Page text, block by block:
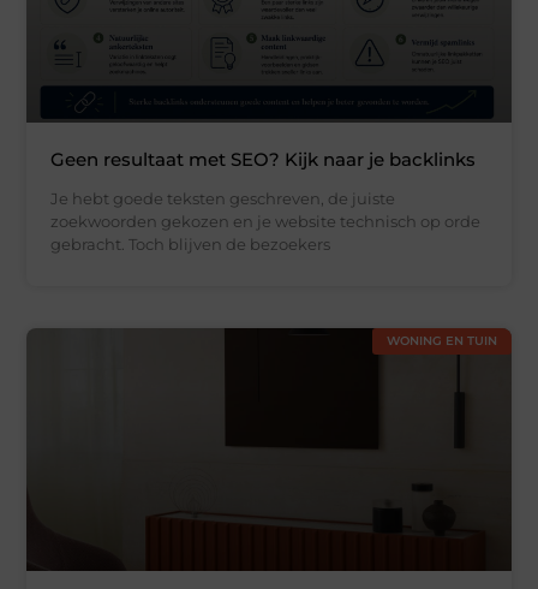
Geen resultaat met SEO? Kijk naar je backlinks
Je hebt goede teksten geschreven, de juiste
zoekwoorden gekozen en je website technisch op orde
gebracht. Toch blijven de bezoekers
WONING EN TUIN